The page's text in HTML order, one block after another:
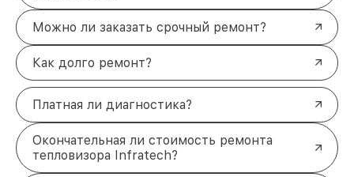
Можно ли заказать срочный ремонт?
Как долго ремонт?
Платная ли диагностика?
Окончательная ли стоимость ремонта
тепловизора Infratech?